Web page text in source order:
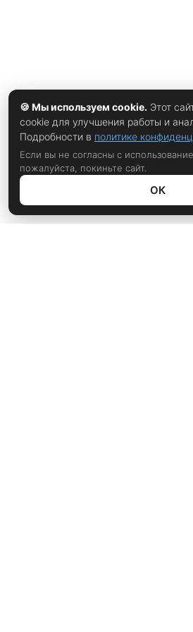
🍪 Мы используем cookie. Этот
cookie для улучшения работы и
Подробности в политике
Если вы не согласны с
пожалуйста, покиньте сайт.
ОК